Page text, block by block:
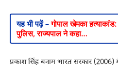
यह भी पढ़ें –गोपाल खेमका
पुलिस, राज्यपाल ने कहा…
प्रकाश सिंह बनाम भारत सरकार (2006)